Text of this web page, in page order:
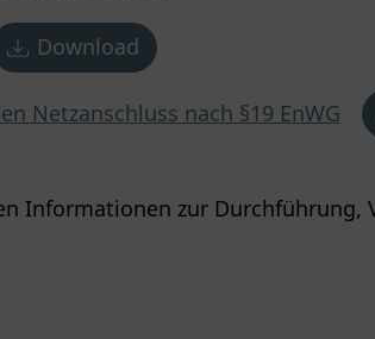
Download
Netzanschluss nach §19 EnWG
Informationen zur